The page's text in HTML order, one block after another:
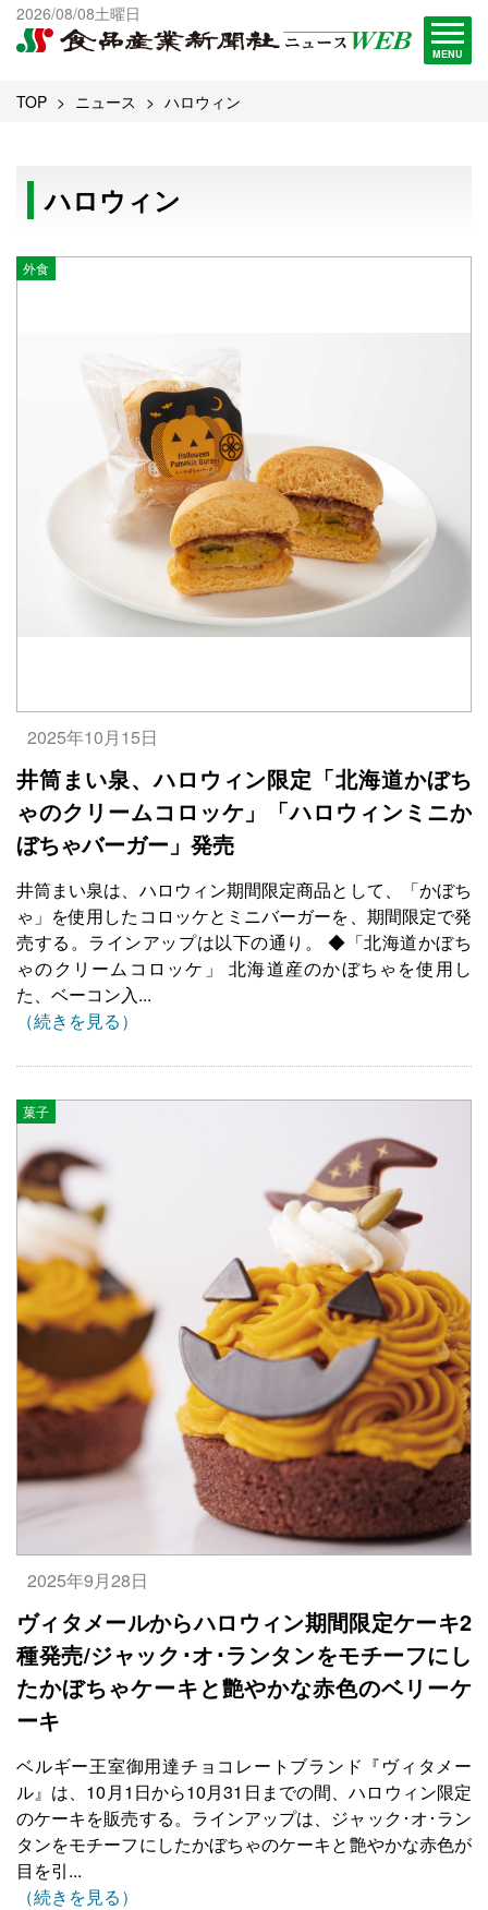
2026/08/08土曜日
MENU
出版物一覧へ
試読・購読申し込み
TOP ニュース ハロウィン
ハロウィン
外食
2025年10月15日
井筒まい泉、ハロウィン限定「北海道かぼち
ゃのクリームコロッケ」「ハロウィンミニか
ぼちゃバーガー」発売
井筒まい泉は、ハロウィン期間限定商品として、「かぼち
ゃ」を使用したコロッケとミニバーガーを、期間限定で発
売する。ラインアップは以下の通り。 ◆「北海道かぼち
ゃのクリームコロッケ」 北海道産のかぼちゃを使用し
た、ベーコン入...
（続きを見る）
菓子
2025年9月28日
ヴィタメールからハロウィン期間限定ケーキ2
種発売/ジャック･オ･ランタンをモチーフにし
たかぼちゃケーキと艶やかな赤色のベリーケ
ーキ
ベルギー王室御用達チョコレートブランド『ヴィタメー
ル』は、10月1日から10月31日までの間、ハロウィン限定
のケーキを販売する。ラインアップは、ジャック･オ･ラン
タンをモチーフにしたかぼちゃのケーキと艶やかな赤色が
目を引...
（続きを見る）